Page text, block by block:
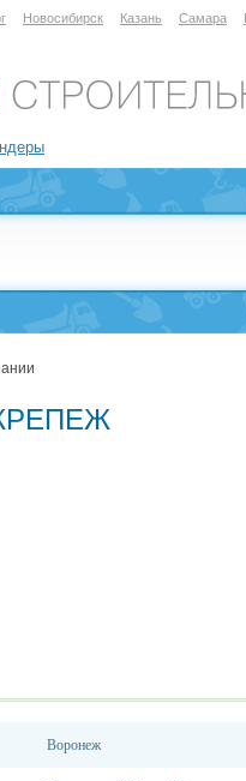
Новосибирск Казань Самара
Воронеж